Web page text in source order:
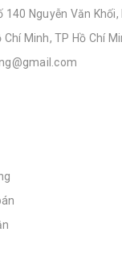
140 Nguyễn Văn
Chí Minh, TP Hồ Chí